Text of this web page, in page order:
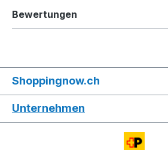
Bewertungen
Shoppingnow.ch
Unternehmen